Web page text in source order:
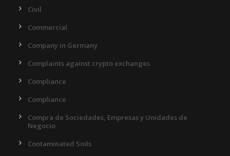
Civil
Commercial
Company in Germany
Complaints against crypto exchanges
Compliance
Compliance
Compra de Sociedades, Empresas y Unidades de
Negocio
Contaminated Soils